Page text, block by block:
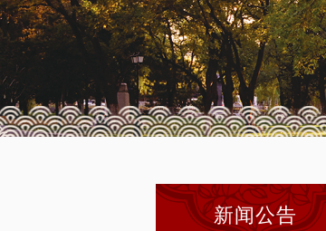
新闻公告